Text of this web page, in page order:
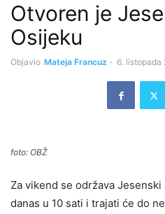
Otvoren je
Osijeku
Objavio Mateja Francuz - 6. listopada
foto: OBŽ
Za vikend se održava
danas u 10 sati i trajati će do